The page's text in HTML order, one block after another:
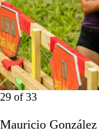
29 of33
Mauricio